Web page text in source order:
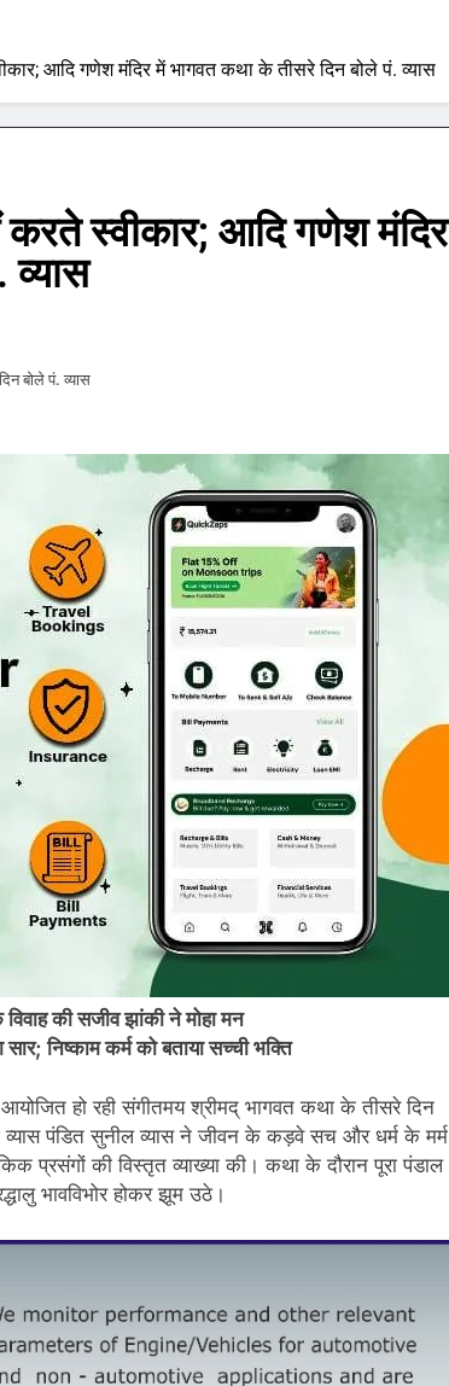
आदि गणेश मंदिर में भागवत कथा के तीसरे दिन बोले पं. व्यास
करते स्वीकार; आदि गणेश मंदिर
बोले पं. व्यास
की सजीव झांकी ने मोहा मन
निष्काम कर्म को बताया सच्ची भक्ति
हो रही संगीतमय श्रीमद् भागवत कथा के तीसरे दिन
व्यास पंडित सुनील व्यास ने जीवन के कड़वे सच और धर्म के मर्म
प्रसंगों की विस्तृत व्याख्या की। कथा के दौरान पूरा पंडाल
भावविभोर होकर झूम उठे।